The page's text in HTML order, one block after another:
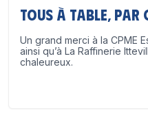
Tous à table, par
Un grand merci à la CPME
ainsi qu’à La Raffinerie
chaleureux.